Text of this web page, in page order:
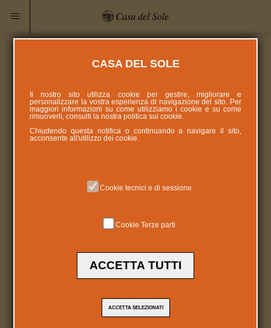
404
CASA DEL SOLE
Il nostro sito utilizza cookie per gestire, migliorare e
personalizzare la vostra esperienza di navigazione del sito. Per
maggiori informazioni su come utilizziamo i cookie e su come
rimuoverli, consulti la nostra politica suicookie
Chiudendo questa notifica o continuando a navigare il sito,
acconsente all'utilizzo dei cookie.
Cookie tecnici e di sessione
Cookie Terze parti
ACCETTA TUTTI
ACCETTA SELEZIONATI